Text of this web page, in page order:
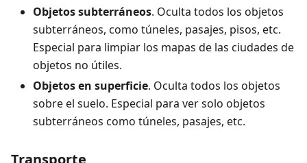
Objetos subterráneos. Oculta todos los objetos
subterráneos, como túneles, pasajes, pisos, etc.
Especial para limpiar los mapas de las ciudades de
objetos no útiles.
Objetos en superficie. Oculta todos los objetos
sobre el suelo. Especial para ver solo objetos
subterráneos como túneles, pasajes, etc.